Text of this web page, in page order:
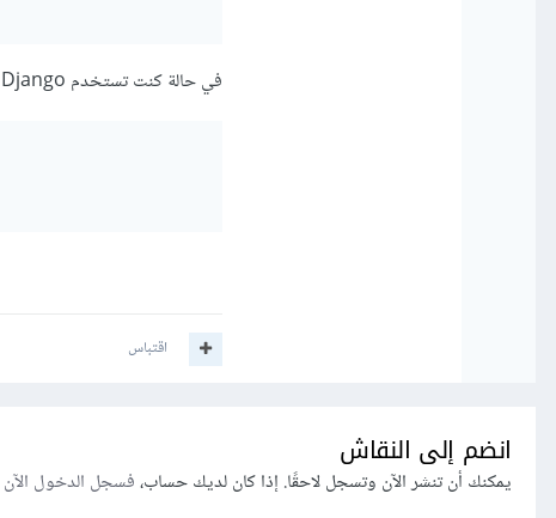
في حالة كنت تستخدم Django بإصدار اقدم من 1.8 فيجب أن تستخدم الكود التالي لإعداد الحزمة:
اقتباس
انضم إلى النقاش
يمكنك أن تنشر الآن وتسجل لاحقًا. إذا كان لديك حساب،فسجل الدخول الآن